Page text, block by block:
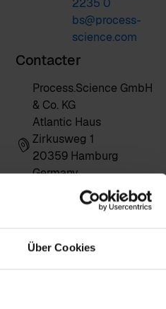
Über Cookies
2235 0
bs@process-
science.com
Contacter
Process.Science GmbH
& Co. KG
Atlantic Haus
Zirkusweg 1
20359 Hamburg
Germany